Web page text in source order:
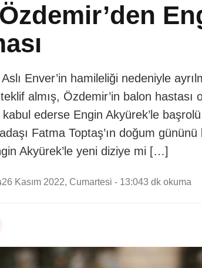
Enver’in hamileliği nedeniyle
almış, Özdemir’in balon
ederse Engin Akyürek’le
Fatma Toptaş’ın doğum
Akyürek’le yeni diziye mi […]
26 Kasım 2022, Cumartesi - 13:043 dk okuma